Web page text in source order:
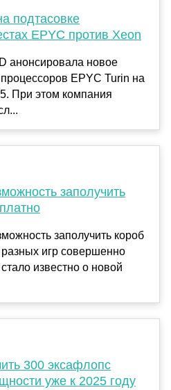
подтасовке
EPYC против Xeon
анонсировала новое
EPYC Turin на
При этом компания
заполучить
заполучить короб
игр совершенно
известно о новой
300 эксафлопс
уже к 2025 году